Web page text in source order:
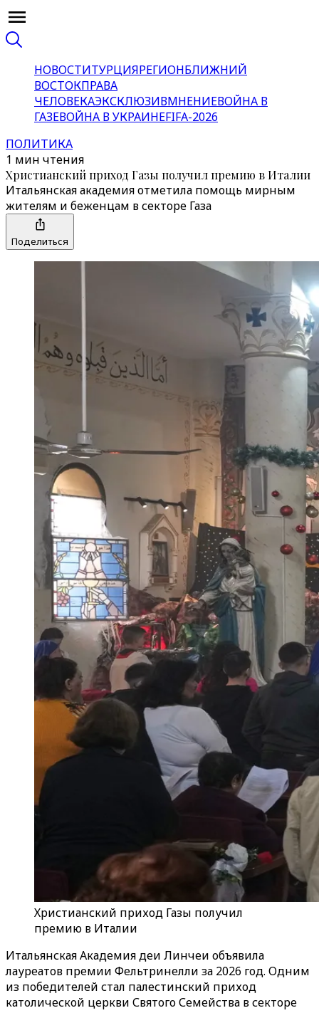
НОВОСТИТУРЦИЯРЕГИОНБЛИЖНИЙ
ВОСТОКПРАВА
ЧЕЛОВЕКАЭКСКЛЮЗИВМНЕНИЕВОЙНА В
ГАЗЕВОЙНА В УКРАИНЕFIFA-2026
ПОЛИТИКА
1 мин чтения
Христианский приход Газы получил премию в Италии
Итальянская академия отметила помощь мирным
жителям и беженцам в секторе Газа
Поделиться
Христианский приход Газы получил
премию в Италии
Итальянская Академия деи Линчеи объявила
лауреатов премии Фельтринелли за 2026 год. Одним
из победителей стал палестинский приход
католической церкви Святого Семейства в секторе